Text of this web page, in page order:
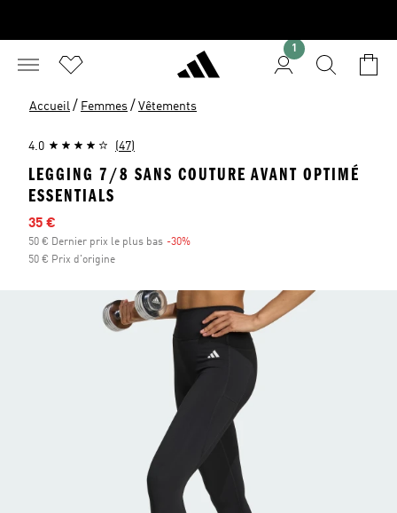
1
Accueil / Femmes / Vêtements
4.0 (47)
LEGGING 7/8 SANS COUTURE AVANT OPTIMÉ
ESSENTIALS
Prix en promo
35 €
50 € Dernier prix le plus bas -30%
50 € Prix d'origine